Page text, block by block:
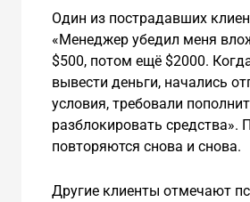
Один из пострадавших
«Менеджер убедил меня
$500, потом ещё $2000.
вывести деньги, начались
условия, требовали
разблокировать средства».
повторяются снова и снова.
Другие клиенты отмечают